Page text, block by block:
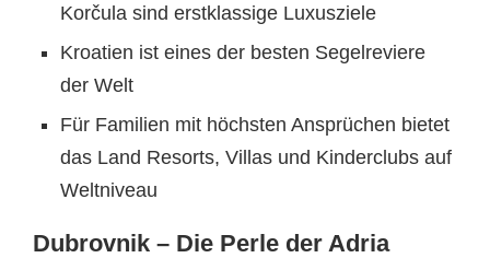
Korčula sind erstklassige Luxusziele
Kroatien ist eines der besten Segelreviere
der Welt
Für Familien mit höchsten Ansprüchen bietet
das Land Resorts, Villas und Kinderclubs auf
Weltniveau
Dubrovnik – Die Perle der Adria